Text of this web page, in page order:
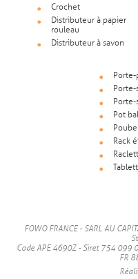
Crochet
Distributeur à papier
rouleau
Distributeur à savon
Porte-
Pot
Rack
FOWO FRANCE - SARL AU
Code APE 4690Z - Siret 754
FR